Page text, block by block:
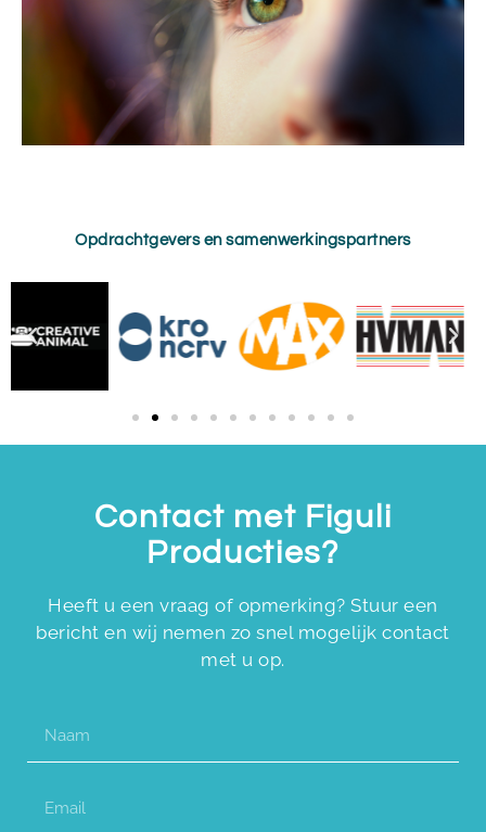
Opdrachtgevers en samenwerkingspartners
Contact met Figuli
Producties?
Heeft u een vraag of opmerking? Stuur een
bericht en wij nemen zo snel mogelijk contact
met u op.